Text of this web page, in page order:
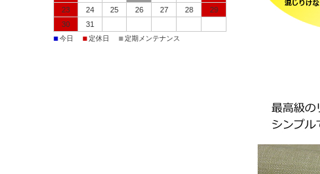
23
24 25 26 27 28
29
30
31
■今日 ■定休日 ■定期メンテナンス